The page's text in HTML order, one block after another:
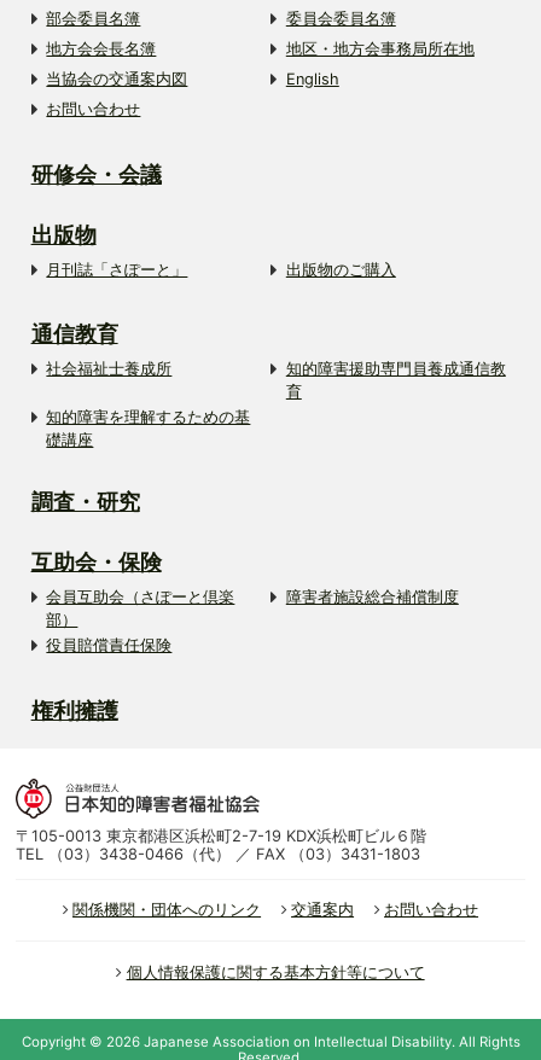
部会委員名簿
委員会委員名簿
地方会会長名簿
地区・地方会事務局所在地
当協会の交通案内図
English
お問い合わせ
研修会・会議
出版物
月刊誌「さぽーと」 出版物のご購入
通信教育
社会福祉士養成所
知的障害援助専門員養成通信教
育
知的障害を理解するための基
礎講座
調査・研究
互助会・保険
会員互助会（さぽーと倶楽
部）
障害者施設総合補償制度
役員賠償責任保険
権利擁護
〒105-0013 東京都港区浜松町2-7-19 KDX浜松町ビル６階
TEL （03）3438-0466（代） ／ FAX （03）3431-1803
関係機関・団体へのリンク 交通案内 お問い合わせ
個人情報保護に関する基本方針等について
Copyright © 2026 Japanese Association on Intellectual Disability.All Rights